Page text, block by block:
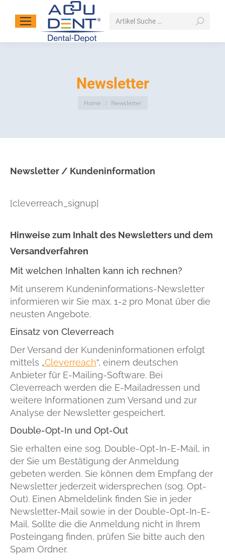
Search:
Newsletter
You are here:
Home Newsletter
Newsletter / Kundeninformation
[cleverreach_signup]
Hinweise zum Inhalt des Newsletters und dem
Versandverfahren
Mit welchen Inhalten kann ich rechnen?
Mit unserem Kundeninformations-Newsletter
informieren wir Sie max. 1-2 pro Monat über die
neusten Angebote.
Einsatz von Cleverreach
Der Versand der Kundeninformationen erfolgt
mittels „Cleverreach“, einem deutschen
Anbieter für E-Mailing-Software. Bei
Cleverreach werden die E-Mailadressen und
weitere Informationen zum Versand und zur
Analyse der Newsletter gespeichert.
Double-Opt-In und Opt-Out
Sie erhalten eine sog. Double-Opt-In-E-Mail, in
der Sie um Bestätigung der Anmeldung
gebeten werden. Sie können dem Empfang der
Newsletter jederzeit widersprechen (sog. Opt-
Out). Einen Abmeldelink finden Sie in jeder
Newsletter-Mail sowie in der Double-Opt-In-E-
Mail. Sollte die die Anmeldung nicht in Ihrem
Posteingang finden, prüfen Sie bitte auch den
Spam Ordner.